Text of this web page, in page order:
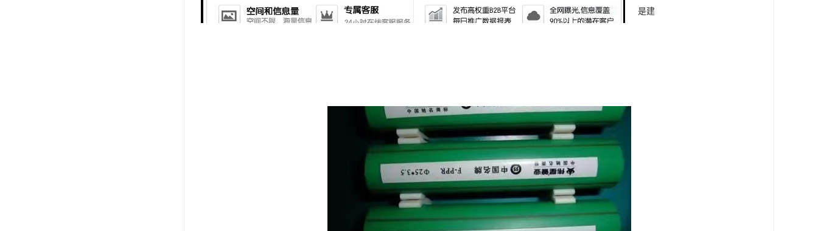
2、良好的温度和压力稳定性： PPR管道的瞬间使用温度可高达95°C ,在80°C下长期使用仍然可承受一定压力，是建